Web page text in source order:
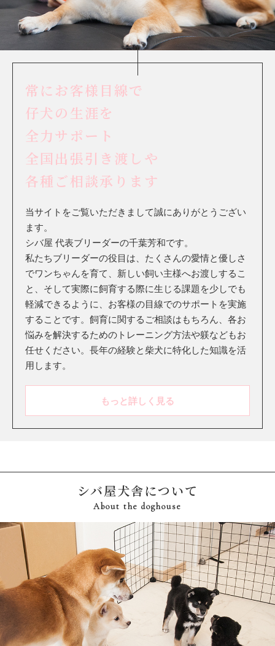
常にお客様目線で
仔犬の生涯を
全力サポート
全国出張引き渡しや
各種ご相談承ります
当サイトをご覧いただきまして誠にありがとうござい
ます。
シバ屋 代表ブリーダーの千葉芳和です。
私たちブリーダーの役目は、たくさんの愛情と優しさ
でワンちゃんを育て、新しい飼い主様へお渡しするこ
と、そして実際に飼育する際に生じる課題を少しでも
軽減できるように、お客様の目線でのサポートを実施
することです。飼育に関するご相談はもちろん、各お
悩みを解決するためのトレーニング方法や躾などもお
任せください。長年の経験と柴犬に特化した知識を活
用します。
もっと詳しく見る
シバ屋犬舎について
About the doghouse